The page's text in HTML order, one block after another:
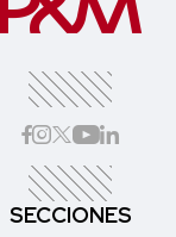
SECCIONES